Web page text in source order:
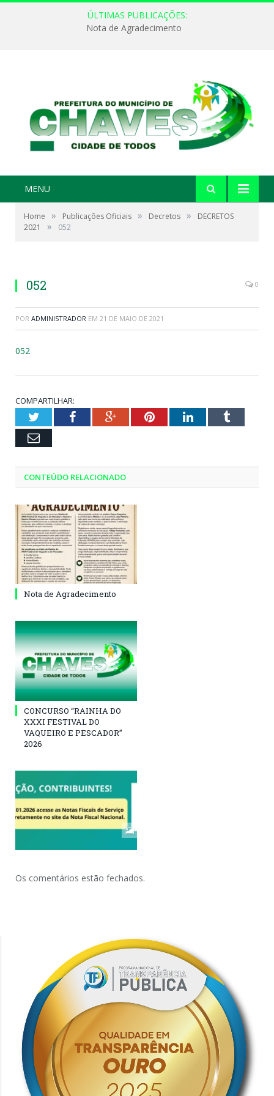
ÚLTIMAS PUBLICAÇÕES:
Nota de Agradecimento
MENU
Home » Publicações Oficiais » Decretos »
DECRETOS
2021
» 052
052 0
POR ADMINISTRADOR EM 21 DE MAIO DE 2021
052
COMPARTILHAR:
TwitterFacebookGoogle+PinterestLinkedInTumblr
Email
CONTEÚDO RELACIONADO
Nota de Agradecimento
CONCURSO “RAINHA DO
XXXI FESTIVAL DO
VAQUEIRO E PESCADOR”
2026
Os comentários estão fechados.